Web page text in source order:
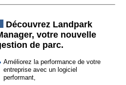
Découvrez Landpark
votre nouvelle
de parc.
Améliorez la performance de votre
entreprise avec un logiciel
performant,